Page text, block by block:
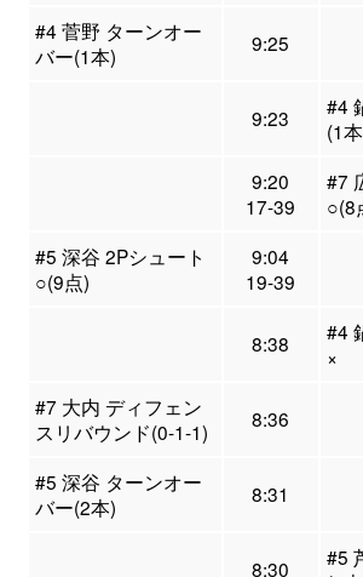
#4 菅野 ターンオー
バー(1本)
9:25
9:23
#4
(1
9:20
17-39
#7
○(8
#5 深谷 2Pシュート
○(9点)
9:04
19-39
8:38
#4
×
#7 大内 ディフェン
スリバウンド(0-1-1)
8:36
#5 深谷 ターンオー
バー(2本)
8:31
8:30
#5